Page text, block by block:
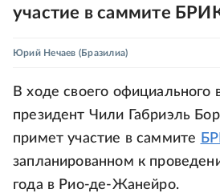
участие в саммите
Юрий Нечаев (Бразилиа)
В ходе своего официального
президент Чили Габриэль
примет участие в саммите
запланированном к
года в Рио-де-Жанейро.